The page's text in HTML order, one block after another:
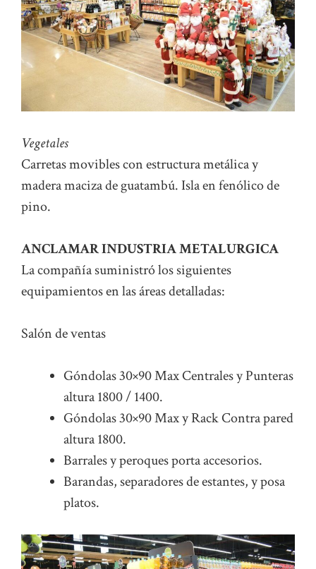
Vegetales
Carretas movibles con estructura metálica y
madera maciza de guatambú. Isla en fenólico de
pino.
ANCLAMAR INDUSTRIA METALURGICA
La compañía suministró los siguientes
equipamientos en las áreas detalladas:
Salón de ventas
Góndolas 30×90 Max Centrales y Punteras
altura 1800 / 1400.
Góndolas 30×90 Max y Rack Contra pared
altura 1800.
Barrales y peroques porta accesorios.
Barandas, separadores de estantes, y posa
platos.